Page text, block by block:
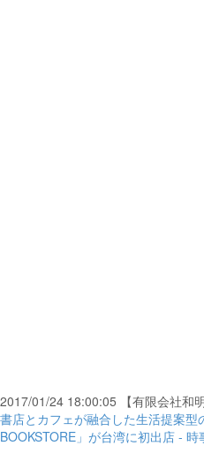
2017/01/24 18:00:05 【有限会社和明
書店とカフェが融合した生活提案型
BOOKSTORE」が台湾に初出店 - 時